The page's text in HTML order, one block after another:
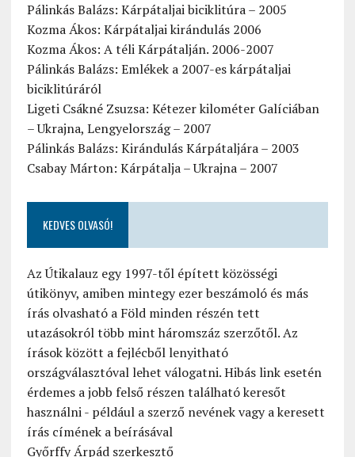
Pálinkás Balázs: Kárpátaljai biciklitúra – 2005
Kozma Ákos: Kárpátaljai kirándulás 2006
Kozma Ákos: A téli Kárpátalján. 2006-2007
Pálinkás Balázs: Emlékek a 2007-es kárpátaljai
biciklitúráról
Ligeti Csákné Zsuzsa: Kétezer kilométer Galíciában
– Ukrajna, Lengyelország – 2007
Pálinkás Balázs: Kirándulás Kárpátaljára – 2003
Csabay Márton: Kárpátalja – Ukrajna – 2007
KEDVES OLVASÓ!
Az Útikalauz egy 1997-től épített közösségi
útikönyv, amiben mintegy ezer beszámoló és más
írás olvasható a Föld minden részén tett
utazásokról több mint háromszáz szerzőtől. Az
írások között a fejlécből lenyitható
országválasztóval lehet válogatni. Hibás link esetén
érdemes a jobb felső részen található keresőt
használni - például a szerző nevének vagy a keresett
írás címének a beírásával
Győrffy Árpád szerkesztő